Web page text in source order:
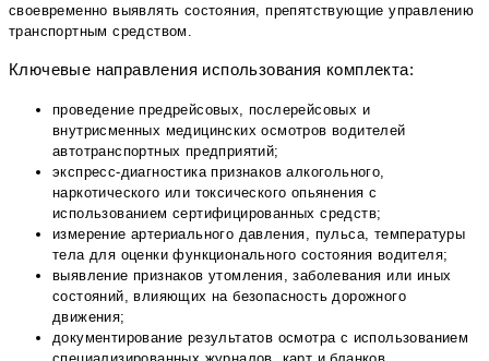
своевременно выявлять состояния, препятствующие управлению
транспортным средством.
Ключевые направления использования комплекта:
проведение предрейсовых, послерейсовых и
внутрисменных медицинских осмотров водителей
автотранспортных предприятий;
экспресс-диагностика признаков алкогольного,
наркотического или токсического опьянения с
использованием сертифицированных средств;
измерение артериального давления, пульса, температуры
тела для оценки функционального состояния водителя;
выявление признаков утомления, заболевания или иных
состояний, влияющих на безопасность дорожного
движения;
документирование результатов осмотра с использованием
специализированных журналов, карт и бланков